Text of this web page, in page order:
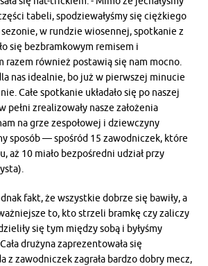
tabeli, spodziewałyśmy się ciężkiego
w rundzie wiosennej, spotkanie z
się bezbramkowym remisem i
razem również postawią się nam mocno.
nas idealnie, bo już w pierwszej minucie
Całe spotkanie układało się po naszej
pełni zrealizowały nasze założenia
na grze zespołowej i dziewczyny
sposób — spośród 15 zawodniczek, które
aż 10 miało bezpośredni udział przy
fakt, że wszystkie dobrze się bawiły, a
to, kto strzeli bramkę czy zaliczy
się tym między sobą i byłyśmy
drużyna zaprezentowała się
z zawodniczek zagrała bardzo dobry mecz,